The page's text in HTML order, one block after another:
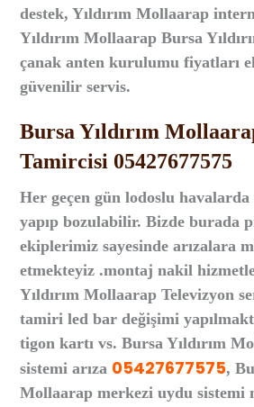
destek, Yıldırım Mollaarapi
Yıldırım Mollaarap Bursa
çanak anten kurulumu fiyatları
güvenilir servis.
Bursa Yıldırım
Tamircisi 05427677575
Her geçen gün lodoslu havalarda
yapıp bozulabilir. Bizde burada
ekiplerimiz sayesinde arızalara
etmekteyiz .montaj nakil
Yıldırım Mollaarap Televizyon
tamiri led bar değişimi
tigon kartı vs. Bursa Yıldırım
sistemi arıza 05427677575,
Mollaarap merkezi uydu sistemi